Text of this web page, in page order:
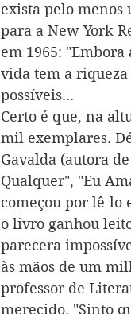
exista pelo
para a New York
em 1965:
vida tem a
possíveis...
Certo é que, na
mil exemplares.
Gavalda (autora
Qualquer", "Eu
começou por lê-lo
o livro ganhou
parecera
às mãos de um
professor de
merecido. "Sinto